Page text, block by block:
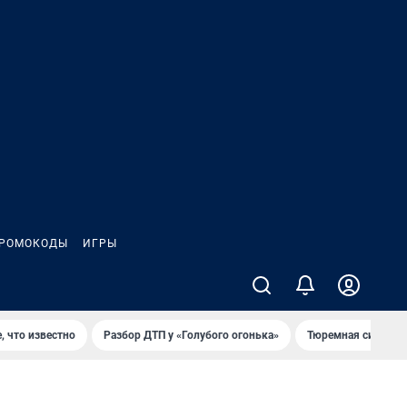
ИГРЫ
что известно Разбор ДТП у «Голубого огонька» Тюремная